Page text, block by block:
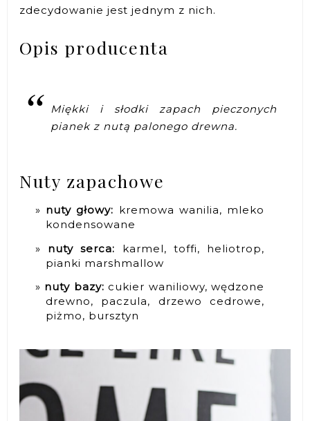
zdecydowanie jest jednym z nich.
Opis producenta
Miękki i słodki zapach pieczonych
pianek z nutą palonego drewna.
Nuty zapachowe
nuty głowy: kremowa wanilia, mleko
kondensowane
nuty serca: karmel, toffi, heliotrop,
pianki marshmallow
nuty bazy: cukier waniliowy, wędzone
drewno, paczula, drzewo cedrowe,
piżmo, bursztyn